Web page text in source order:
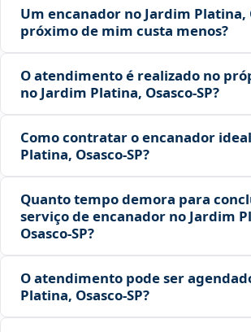
Um encanador no Jardim Platina,
próximo de mim custa menos?
O atendimento é realizado no
no Jardim Platina, Osasco‑SP?
Como contratar o encanador
Platina, Osasco‑SP?
Quanto tempo demora para
serviço de encanador no Jardim
Osasco‑SP?
O atendimento pode ser
Platina, Osasco‑SP?